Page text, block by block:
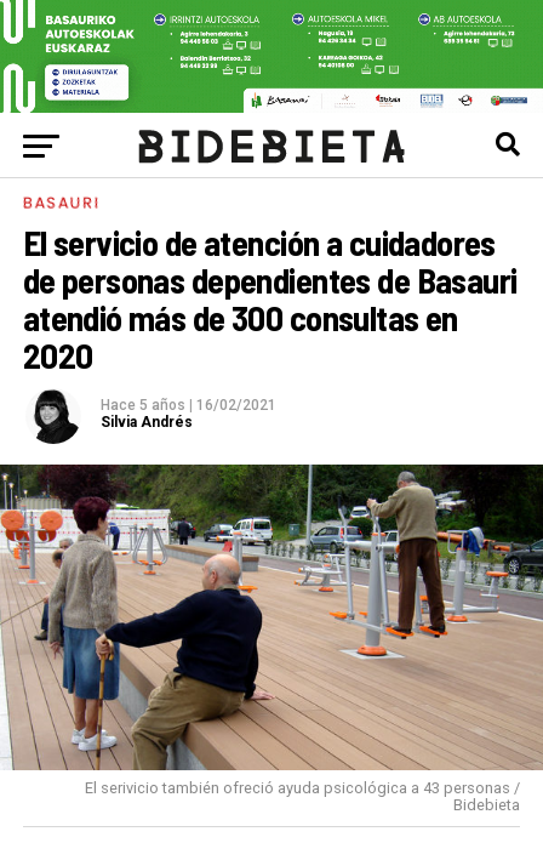
BASAURI
El servicio de atención a cuidadores
de personas dependientes de Basauri
atendió más de 300 consultas en
2020
Hace 5 años
16/02/2021
Silvia Andrés
El serivicio también ofreció ayuda psicológica a 43 personas /
Bidebieta